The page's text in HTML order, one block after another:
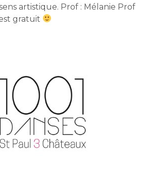
artistique. Prof : Mélanie Prof
gratuit